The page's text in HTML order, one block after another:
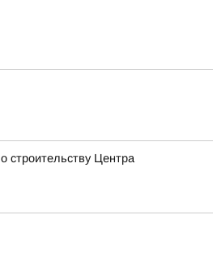
строительству Центра